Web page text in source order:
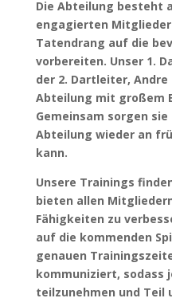
Die Abteilung besteht
engagierten
Tatendrang auf die
vorbereiten. Unser 1.
der 2. Dartleiter,
Abteilung mit großem
Gemeinsam sorgen
Abteilung wieder an
kann.
Unsere Trainings
bieten allen
Fähigkeiten zu
auf die kommenden
genauen
kommuniziert, sodass
teilzunehmen und Teil